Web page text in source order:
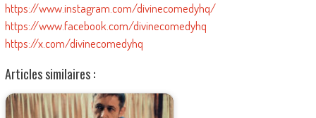
https://www.instagram.com/divinecomedyhq/
https://www.facebook.com/divinecomedyhq
https://x.com/divinecomedyhq
Articles similaires :